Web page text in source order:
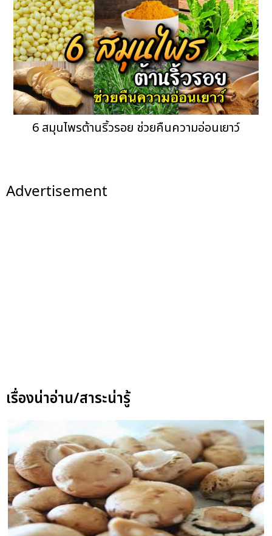
6 สมุนไพรต้านริ้วรอย ช่วยคืนความอ่อนเยาว์
Advertisement
เรื่องน่าอ่าน/สาระน่ารู้